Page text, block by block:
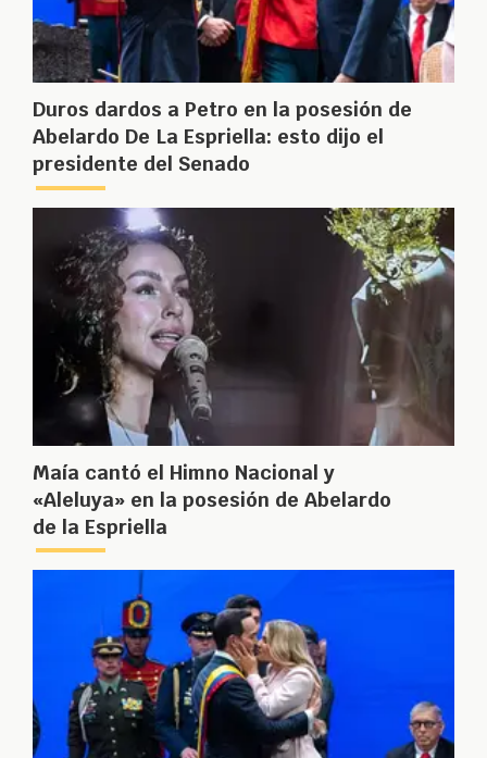
Duros dardos a Petro en la posesión de
Abelardo De La Espriella: esto dijo el
presidente del Senado
Maía cantó el Himno Nacional y
«Aleluya» en la posesión de Abelardo
de la Espriella